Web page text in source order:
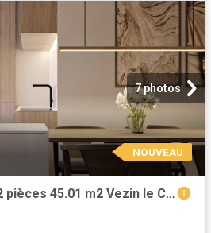
7 photos
NOUVEAU
Vente Appartement 2 pièces 45.01 m2 Vezin le Coquet